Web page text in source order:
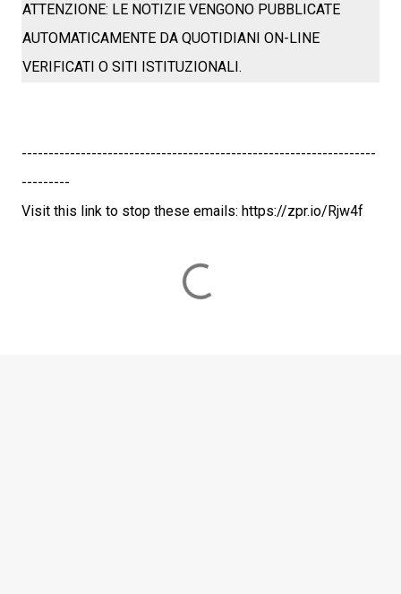
ATTENZIONE: LE NOTIZIE VENGONO PUBBLICATE
AUTOMATICAMENTE DA QUOTIDIANI ON-LINE
VERIFICATI O SITI ISTITUZIONALI.
------------------------------------------------------------------
---------
Visit this link to stop these emails: https://zpr.io/Rjw4f